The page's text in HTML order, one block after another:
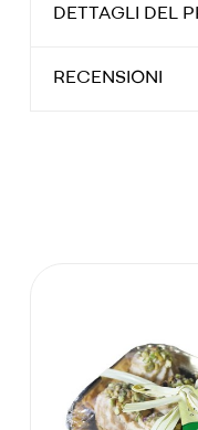
DETTAGLI DEL
RECENSIONI